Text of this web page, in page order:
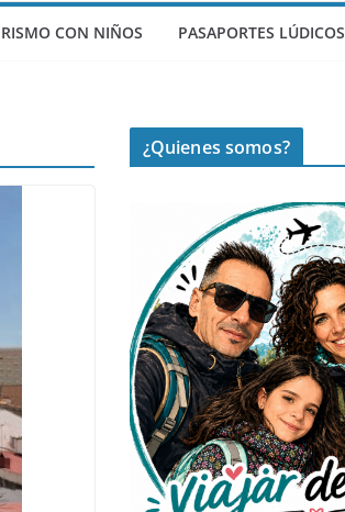
CON NIÑOS PASAPORTES LÚDICOS
¿Quienes somos?